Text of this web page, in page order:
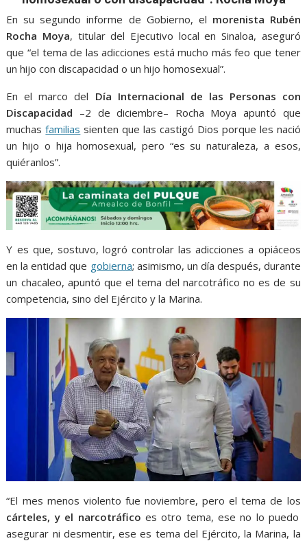
o
k
p
p
g
er
m
En su segundo informe de Gobierno, el morenista Rubén
Rocha Moya, titular del Ejecutivo local en Sinaloa, aseguró
que “el tema de las adicciones está mucho más feo que tener
un hijo con discapacidad o un hijo homosexual”.
En el marco del Día Internacional de las Personas con
Discapacidad –2 de diciembre– Rocha Moya apuntó que
muchasfamilias sienten que las castigó Dios porque les nació
un hijo o hija homosexual, pero “es su naturaleza, a esos,
quiéranlos”.
Y es que, sostuvo, logró controlar las adicciones a opiáceos
en la entidad que gobierna; asimismo, un día después, durante
un chacaleo, apuntó que el tema del narcotráfico no es de su
competencia, sino del Ejército y la Marina.
“El mes menos violento fue noviembre, pero el tema de los
cárteles, y el narcotráfico es otro tema, ese no lo puedo
asegurar ni desmentir, ese es tema del Ejército, la Marina, la